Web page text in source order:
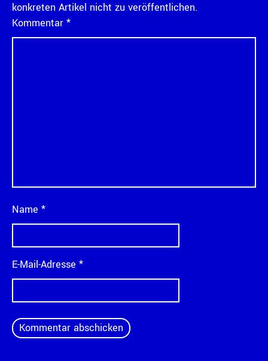
konkreten Artikel nicht zu veröffentlichen.
Kommentar *
Name *
E-Mail-Adresse *